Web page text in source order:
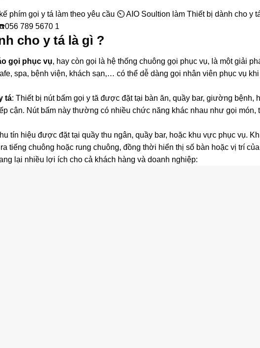
phím gọi y tá làm theo yêu cầu ⏲️ AIO Soultion làm Thiết bị dành cho y
789 5670 1
cho y tá là gì ?
gọi phục vụ, hay còn gọi là hệ thống chuông gọi phục vụ, là một giải
spa, bệnh viện, khách sạn,… có thể dễ dàng gọi nhân viên phục vụ
tá: Thiết bị nút bấm gọi y tă được đặt tại bàn ăn, quầy bar, giường bệnh,
cận. Nút bấm này thường có nhiều chức năng khác nhau như gọi món,
tín hiệu được đặt tại quầy thu ngân, quầy bar, hoặc khu vực phục vụ.
tiếng chuông hoặc rung chuông, đồng thời hiển thị số bàn hoặc vị trí
lại nhiều lợi ích cho cả khách hàng và doanh nghiệp: